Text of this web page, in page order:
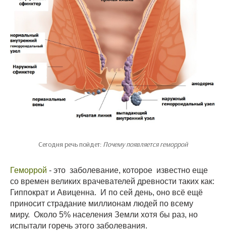
Сегодня речь пойдет: Почему появляется геморрой
Геморрой - это заболевание, которое известно еще
со времен великих врачевателей древности таких как:
Гиппократ и Авиценна. И по сей день, оно всё ещё
приносит страдание миллионам людей по всему
миру. Около 5% населения Земли хотя бы раз, но
испытали горечь этого заболевания.